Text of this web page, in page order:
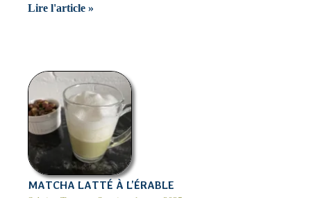
Lire l'article »
MATCHA LATTÉ À L’ÉRABLE